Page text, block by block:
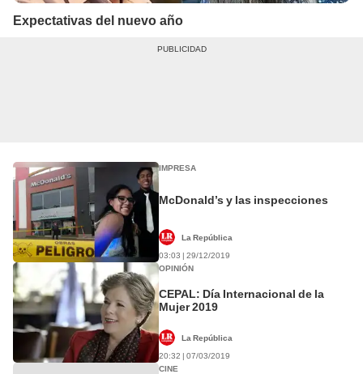
Expectativas del nuevo año
IMPRESA
McDonald’s y las inspecciones
La República
03:03 | 29/12/2019
OPINIÓN
CEPAL: Día Internacional de la
Mujer 2019
La República
20:32 | 07/03/2019
CINE